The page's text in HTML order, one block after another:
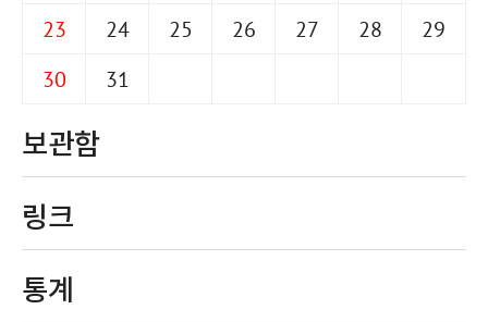
23
24 25 26 27 28
29
30
31
보관함
링크
통계